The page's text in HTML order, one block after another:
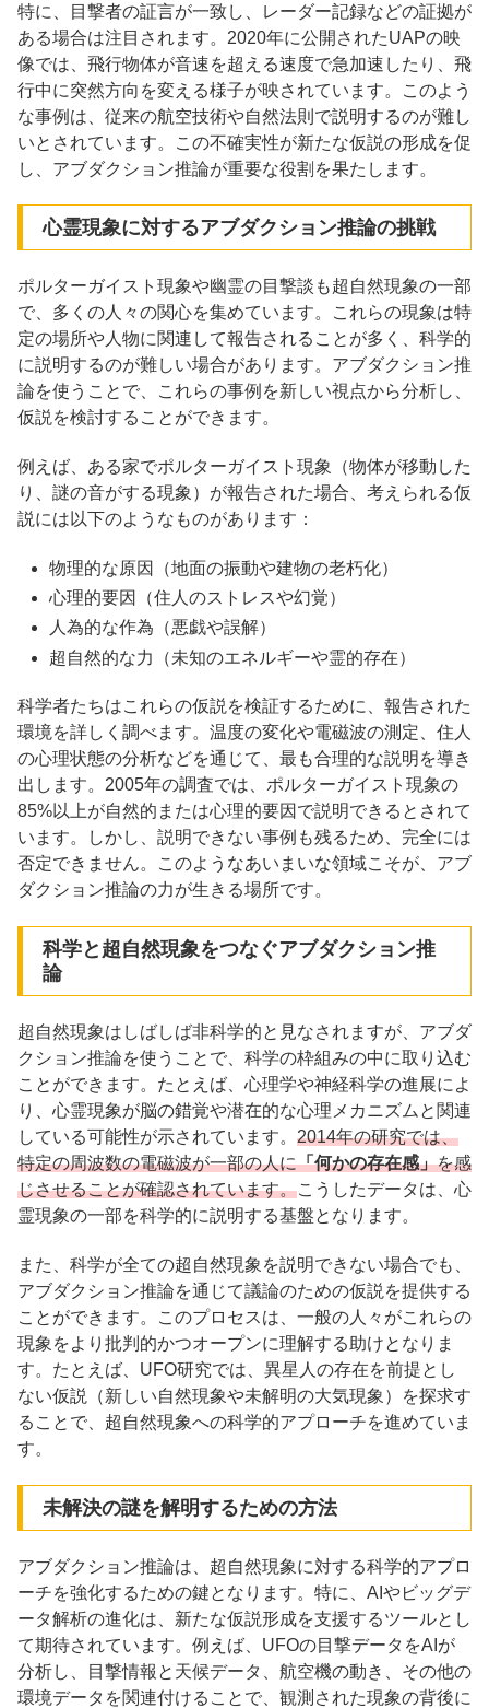
特に、目撃者の証言が一致し、レーダー記録などの証拠が
ある場合は注目されます。2020年に公開されたUAPの映
像では、飛行物体が音速を超える速度で急加速したり、飛
行中に突然方向を変える様子が映されています。このよう
な事例は、従来の航空技術や自然法則で説明するのが難し
いとされています。この不確実性が新たな仮説の形成を促
し、アブダクション推論が重要な役割を果たします。
心霊現象に対するアブダクション推論の挑戦
ポルターガイスト現象や幽霊の目撃談も超自然現象の一部
で、多くの人々の関心を集めています。これらの現象は特
定の場所や人物に関連して報告されることが多く、科学的
に説明するのが難しい場合があります。アブダクション推
論を使うことで、これらの事例を新しい視点から分析し、
仮説を検討することができます。
例えば、ある家でポルターガイスト現象（物体が移動した
り、謎の音がする現象）が報告された場合、考えられる仮
説には以下のようなものがあります：
物理的な原因（地面の振動や建物の老朽化）
心理的要因（住人のストレスや幻覚）
人為的な作為（悪戯や誤解）
超自然的な力（未知のエネルギーや霊的存在）
科学者たちはこれらの仮説を検証するために、報告された
環境を詳しく調べます。温度の変化や電磁波の測定、住人
の心理状態の分析などを通じて、最も合理的な説明を導き
出します。2005年の調査では、ポルターガイスト現象の
85%以上が自然的または心理的要因で説明できるとされて
います。しかし、説明できない事例も残るため、完全には
否定できません。このようなあいまいな領域こそが、アブ
ダクション推論の力が生きる場所です。
科学と超自然現象をつなぐアブダクション推
論
超自然現象はしばしば非科学的と見なされますが、アブダ
クション推論を使うことで、科学の枠組みの中に取り込む
ことができます。たとえば、心理学や神経科学の進展によ
り、心霊現象が脳の錯覚や潜在的な心理メカニズムと関連
している可能性が示されています。 2014年の研究では、
特定の周波数の電磁波が一部の人に「何かの存在感」を感
じさせることが確認されています。こうしたデータは、心
霊現象の一部を科学的に説明する基盤となります。
また、科学が全ての超自然現象を説明できない場合でも、
アブダクション推論を通じて議論のための仮説を提供する
ことができます。このプロセスは、一般の人々がこれらの
現象をより批判的かつオープンに理解する助けとなりま
す。たとえば、UFO研究では、異星人の存在を前提とし
ない仮説（新しい自然現象や未解明の大気現象）を探求す
ることで、超自然現象への科学的アプローチを進めていま
す。
未解決の謎を解明するための方法
アブダクション推論は、超自然現象に対する科学的アプロ
ーチを強化するための鍵となります。特に、AIやビッグデ
ータ解析の進化は、新たな仮説形成を支援するツールとし
て期待されています。例えば、UFOの目撃データをAIが
分析し、目撃情報と天候データ、航空機の動き、その他の
環境データを関連付けることで、観測された現象の背後に